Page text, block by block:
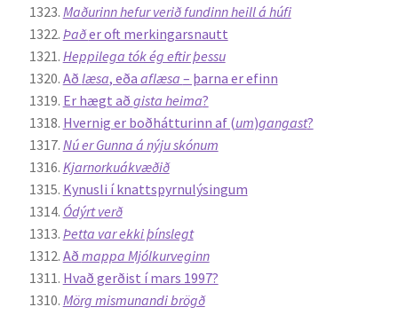
Maðurinn hefur verið fundinn heill á húfi
Þaðer oft merkingarsnautt
Heppilega tók ég eftir þessu
Að læsa, eða aflæsa – þarna er efinn
Er hægt að gista heima?
Hvernig er boðhátturinn af (um)gangast?
Nú er Gunna á nýju skónum
Kjarnorkuákvæðið
Kynusli í knattspyrnulýsingum
Ódýrt verð
Þetta var ekki þínslegt
Að mappa Mjólkurveginn
Hvað gerðist í mars 1997?
Mörg mismunandi brögð